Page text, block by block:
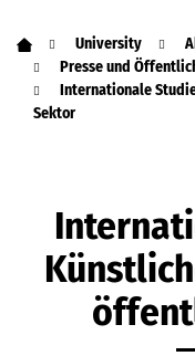
University
Presse und
Internationale
Sektor